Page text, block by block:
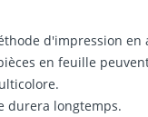
d'impression
en feuille
durera longtemps.